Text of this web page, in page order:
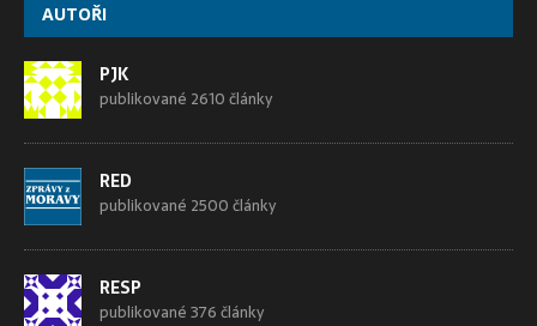
AUTOŘI
PJK
publikované 2610 články
RED
publikované 2500 články
RESP
publikované 376 články